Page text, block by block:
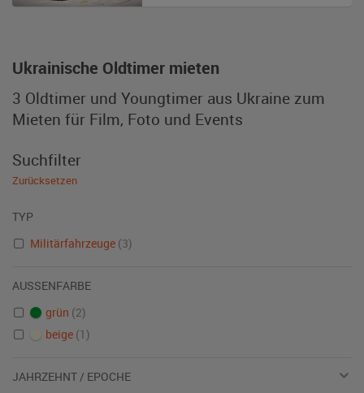
Ukrainische Oldtimer mieten
3 Oldtimer und Youngtimer aus Ukraine zum
Mieten für Film, Foto und Events
Suchfilter
Zurücksetzen
TYP
Militärfahrzeuge (3)
AUSSENFARBE
grün (2)
beige (1)
JAHRZEHNT / EPOCHE